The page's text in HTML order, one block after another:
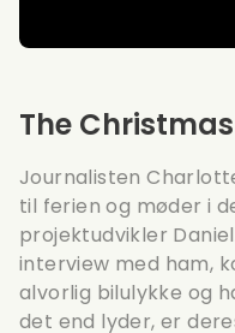
The
Journalisten
til ferien og møder i
projektudvikler
interview med ham,
alvorlig bilulykke og
det end lyder, er